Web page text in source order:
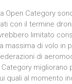
Open Category
con il termine
limitato
massima di volo in
di
quali al momento